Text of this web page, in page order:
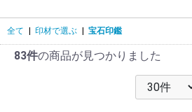
全て | 印材で選ぶ | 宝石印鑑
83件の商品が見つかりました